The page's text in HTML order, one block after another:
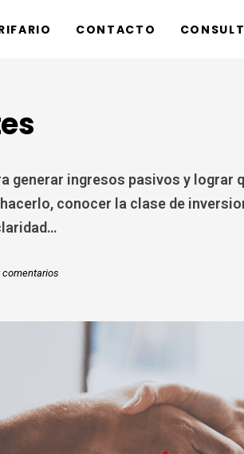
CONTACTO
generar ingresos pasivos y lograr
conocer la clase de
comentarios